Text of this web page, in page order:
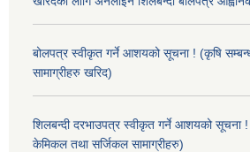
बोलपत्र स्वीकृत गर्ने आशयको सूचना ! (कृषि
सामाग्रीहरु खरिद)
शिलबन्दी दरभाउपत्र स्वीकृत गर्ने आशयको सूचना
केमिकल तथा सर्जिकल सामाग्रीहरु)